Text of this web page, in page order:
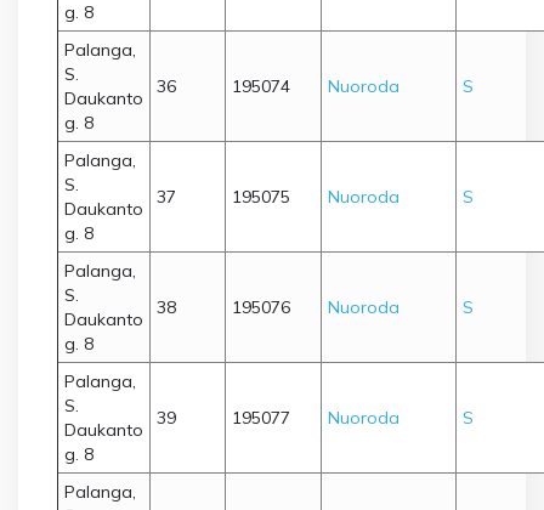
g. 8
Palanga,
S.
Daukanto
g. 8
36 195074 Nuoroda S
Palanga,
S.
Daukanto
g. 8
37 195075 Nuoroda S
Palanga,
S.
Daukanto
g. 8
38 195076 Nuoroda S
Palanga,
S.
Daukanto
g. 8
39 195077 Nuoroda S
Palanga,